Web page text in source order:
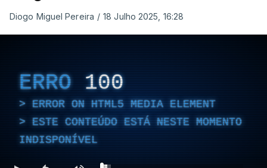
Diogo Miguel Pereira / 18 Julho 2025, 16:28
ERRO 100
ERROR ON HTML5 MEDIA ELEMENT
ESTE CONTEÚDO ESTÁ NESTE MOMENTO
INDISPONÍVEL